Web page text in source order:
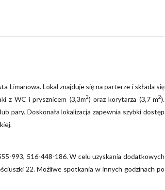
Limanowa. Lokal znajduje się na parterze i składa się
z WC i prysznicem (3,3m2) oraz korytarza (3,7 m2).
pary. Doskonała lokalizacja zapewnia szybki dostęp
993, 516-448-186. W celu uzyskania dodatkowych
22. Możliwe spotkania w innych godzinach po